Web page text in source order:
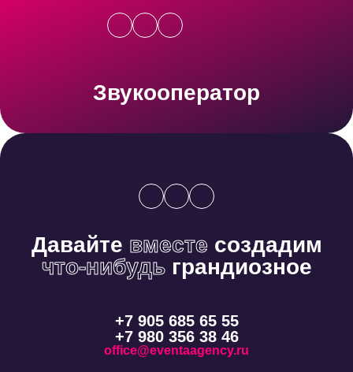
Звукооператор
Давайте вместе создадим
что-нибудьграндиозное
+7 905 685 65 55
+7 980 356 38 46
office@eventaagency.ru